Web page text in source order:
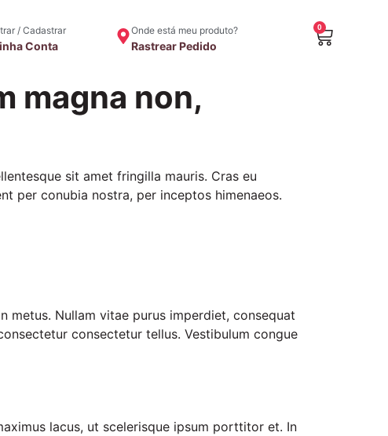
/ Cadastrar
Conta
Onde está meu produto?
Rastrear Pedido
0
magna non,
sit amet fringilla mauris. Cras eu
per conubia nostra, per inceptos himenaeos.
metus. Nullam vitae purus imperdiet, consequat
consectetur tellus. Vestibulum congue
lacus, ut scelerisque ipsum porttitor et. In